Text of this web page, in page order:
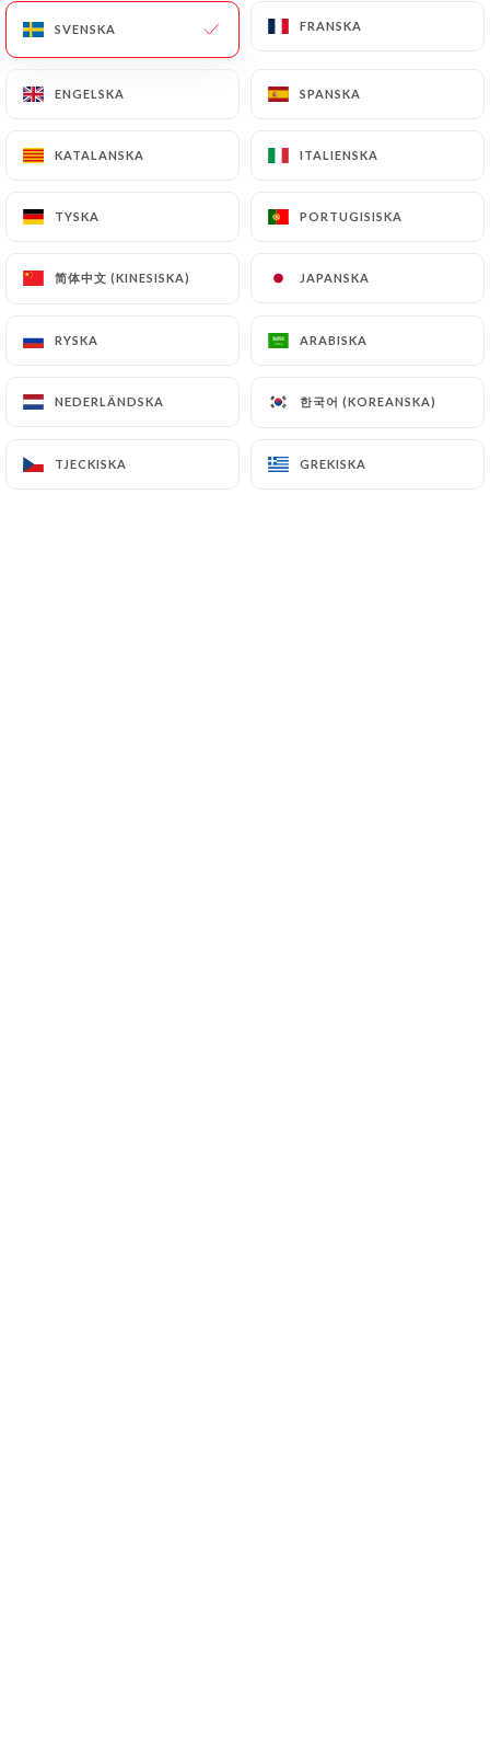
SVENSKA FRANSKA
ENGELSKA SPANSKA
KATALANSKA ITALIENSKA
TYSKA PORTUGISISKA
简体中文 (KINESISKA) JAPANSKA
RYSKA ARABISKA
NEDERLÄNDSKA 한국어 (KOREANSKA)
TJECKISKA GREKISKA
SVENSKA FRANSKA
ENGELSKA SPANSKA
KATALANSKA ITALIENSKA
TYSKA PORTUGISISKA
简体中文 (KINESISKA) JAPANSKA
RYSKA ARABISKA
NEDERLÄNDSKA 한국어 (KOREANSKA)
TJECKISKA GREKISKA